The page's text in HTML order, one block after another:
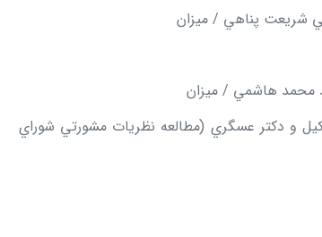
شريعت پناهي / ميزان
و دكتر عسگري (مطالعه نظريات مشورتي شوراي